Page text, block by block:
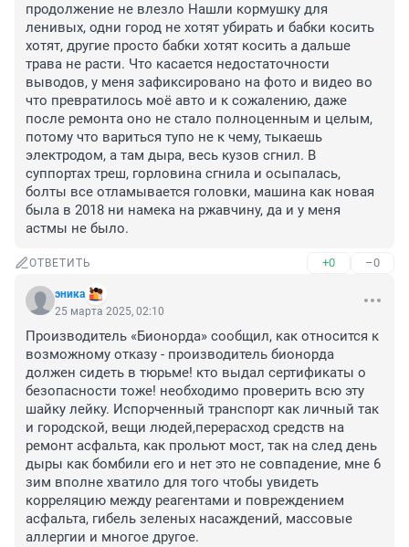
продолжение не влезло Нашли кормушку для
ленивых, одни город не хотят убирать и бабки косить
хотят, другие просто бабки хотят косить а дальше
трава не расти. Что касается недостаточности
выводов, у меня зафиксировано на фото и видео во
что превратилось моё авто и к сожалению, даже
после ремонта оно не стало полноценным и целым,
потому что вариться тупо не к чему, тыкаешь
электродом, а там дыра, весь кузов сгнил. В
суппортах треш, горловина сгнила и осыпалась,
болты все отламывается головки, машина как новая
была в 2018 ни намека на ржавчину, да и у меня
астмы не было.
ОТВЕТИТЬ +0 –0
эника
25 марта 2025, 02:10
Производитель «Бионорда» сообщил, как относится к
возможному отказу - производитель бионорда
должен сидеть в тюрьме! кто выдал сертификаты о
безопасности тоже! необходимо проверить всю эту
шайку лейку. Испорченный транспорт как личный так
и городской, вещи людей,перерасход средств на
ремонт асфальта, как прольют мост, так на след день
дыры как бомбили его и нет это не совпадение, мне 6
зим вполне хватило для того чтобы увидеть
корреляцию между реагентами и повреждением
асфальта, гибель зеленых насаждений, массовые
аллергии и многое другое.